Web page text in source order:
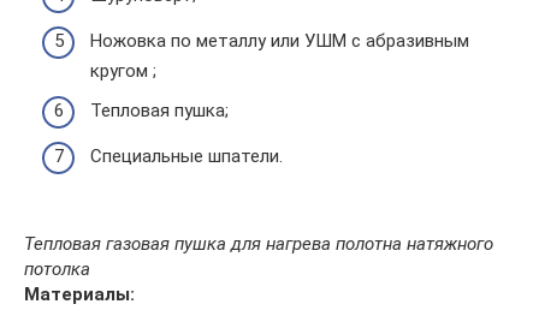
Ножовка по металлу или УШМ с абразивным
кругом ;
Тепловая пушка;
Специальные шпатели.
Тепловая газовая пушка для нагрева полотна натяжного
потолка
Материалы: